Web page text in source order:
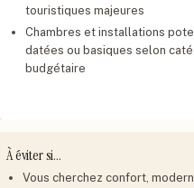
touristiques majeures
Chambres et installations
datées ou basiques selon
budgétaire
À éviter si…
Vous cherchez confort,